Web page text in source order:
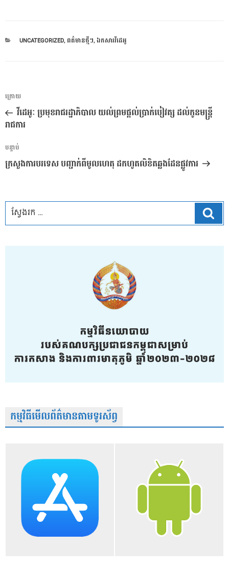
CATEGORIES
UNCATEGORIZED, ពត៌មានថ្មីៗ,ឯកសារវីដេអូ
ការ​
នាំទិស​
ប្រកាស
អត្ថបទ
មុន
ក្រោយ
វីដេអូៈ ប្រមុខរាជរដ្ឋាភិបាល យល់ព្រមផ្តល់ប្រាក់បៀវត្ស ដល់កូនមន្រ្តី
រាជការ
អត្ថបទ
បន្ទាប់
បន្ទាប់
ក្រសួងការបរទេស បញ្ជាក់ពីមូលហេតុ ដកហូតលិខិតឆ្លងដែនផ្លូវការ
កម្មវិធីមើលព័ត៌មានតាមទូរស័ព្វ